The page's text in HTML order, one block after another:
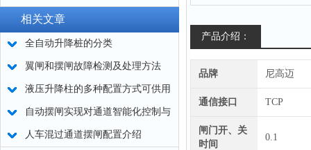
相关文章
全自动升降桩的分类
翼闸和摆闸故障检测及处理方法
液压升降柱的多种配置方式可供用
户选择
自动摆闸实现对通道智能化控制与
管理
人车混过通道摆闸配置介绍
产品介绍：
品牌 尼高迈
通信接口 TCP
闸门开、关
时间
0.1